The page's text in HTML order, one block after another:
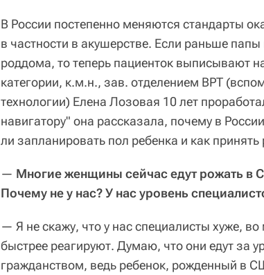
В России постепенно меняются стандарты
в частности в акушерстве. Если раньше
роддома, то теперь пациенток выписывают
категории, к.м.н., зав. отделением ВРТ
технологии) Елена Лозовая 10 лет
навигатору" она рассказала, почему в
ли запланировать пол ребенка и как
— Многие женщины сейчас едут рожать
Почему не у нас? У нас уровень
— Я не скажу, что у нас специалисты хуже,
быстрее реагируют. Думаю, что они едут за
гражданством, ведь ребенок, рожденный в